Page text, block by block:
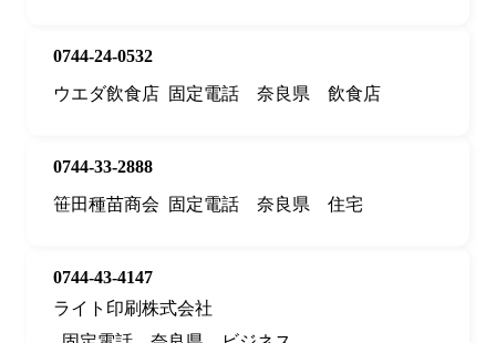
0744-24-0532
ウエダ飲食店 固定電話 奈良県 飲食店
0744-33-2888
笹田種苗商会
固定電話 奈良県 住宅
0744-43-4147
ライト印刷株式会社